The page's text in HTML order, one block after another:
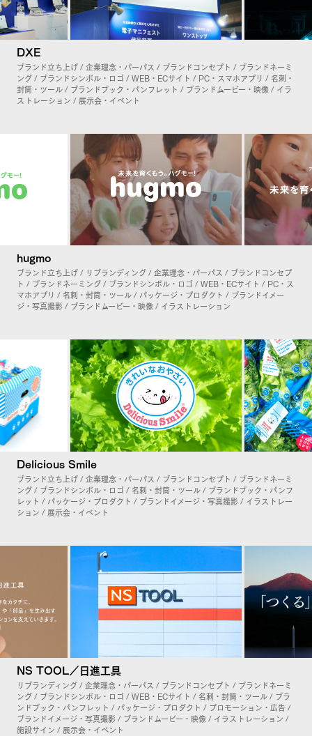
DXE
ブランド立ち上げ / 企業理念・パーパス / ブランドコンセプト / ブランドネーミ
ング / ブランドシンボル・ロゴ / WEB・ECサイト / PC・スマホアプリ / 名刺・
封筒・ツール / ブランドブック・パンフレット / ブランドムービー・映像 / イラ
ストレーション / 展示会・イベント
hugmo
ブランド立ち上げ / リブランディング / 企業理念・パーパス / ブランドコンセプ
ト / ブランドネーミング / ブランドシンボル・ロゴ / WEB・ECサイト / PC・ス
マホアプリ / 名刺・封筒・ツール / パッケージ・プロダクト / ブランドイメー
ジ・写真撮影 / ブランドムービー・映像 / イラストレーション
Delicious Smile
ブランド立ち上げ / 企業理念・パーパス / ブランドコンセプト / ブランドネーミ
ング / ブランドシンボル・ロゴ / 名刺・封筒・ツール / ブランドブック・パンフ
レット / パッケージ・プロダクト / ブランドイメージ・写真撮影 / イラストレー
ション / 展示会・イベント
NS TOOL／日進工具
リブランディング / 企業理念・パーパス / ブランドコンセプト / ブランドネーミ
ング / ブランドシンボル・ロゴ / WEB・ECサイト / 名刺・封筒・ツール / ブラ
ンドブック・パンフレット / パッケージ・プロダクト / プロモーション・広告 /
ブランドイメージ・写真撮影 / ブランドムービー・映像 / イラストレーション /
施設サイン / 展示会・イベント